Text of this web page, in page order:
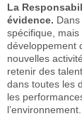
La
évidence.
spécifique,
développement
nouvelles
retenir des
dans toutes les
les
l’environnement.